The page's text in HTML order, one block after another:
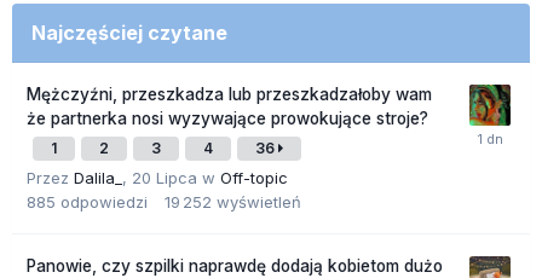
Najczęściej czytane
Mężczyźni, przeszkadza lub przeszkadzałoby wam
że partnerka nosi wyzywające prowokujące stroje?
1 2 3 4 36
Przez Dalila_ , 20 Lipca w Off-topic
885 odpowiedzi 19 252 wyświetleń
Panowie, czy szpilki naprawdę dodają kobietom dużo